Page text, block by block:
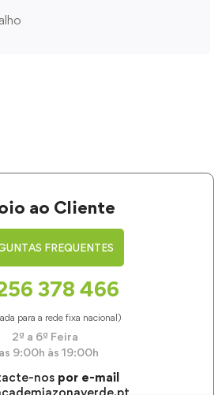
ao Cliente
FREQUENTES
378 466
para a rede fixa nacional)
2ª a 6ª Feira
9:00h às 19:00h
nos por e-mail